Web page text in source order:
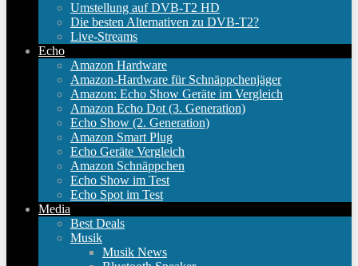
Umstellung auf DVB-T2 HD
Die besten Alternativen zu DVB-T2?
Live-Streams
Echo
Amazon Hardware
Amazon-Hardware für Schnäppchenjäger
Amazon: Echo Show Geräte im Vergleich
Amazon Echo Dot (3. Generation)
Echo Show (2. Generation)
Amazon Smart Plug
Echo Geräte Vergleich
Amazon Schnäppchen
Echo Show im Test
Echo Spot im Test
Media
Best Deals
Musik
Musik News